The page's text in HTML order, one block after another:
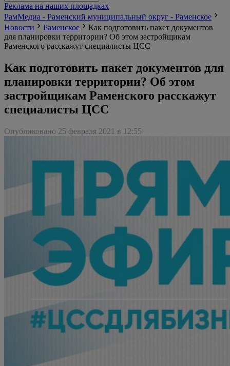
Реклама на наших площадках
РамМедиа - Раменский муниципальный округ - Раменское
Новости
Раменское
Как подготовить пакет документов
для планировки территории? Об этом застройщикам
Раменского расскажут специалисты ЦСС
Как подготовить пакет документов для
планировки территории? Об этом
застройщикам Раменского расскажут
специалисты ЦСС
Опубликовано 25 февраля 2021 в 12:55